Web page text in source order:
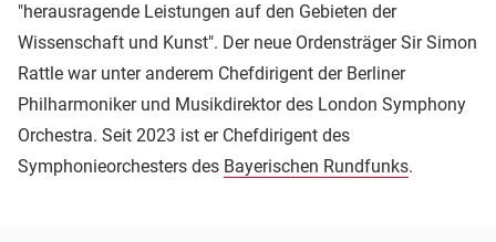
"herausragende Leistungen auf den Gebieten der
Wissenschaft und Kunst". Der neue Ordensträger Sir Simon
Rattle war unter anderem Chefdirigent der Berliner
Philharmoniker und Musikdirektor des London Symphony
Orchestra. Seit 2023 ist er Chefdirigent des
Symphonieorchesters des Bayerischen Rundfunks.